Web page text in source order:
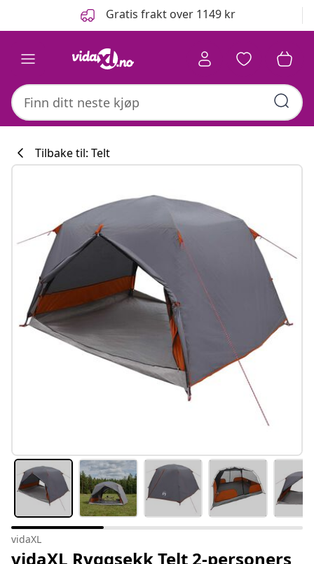
Gratis frakt over 1149 kr
Tilbake til: Telt
vidaXL
vidaXL Ryggsekk Telt 2-personers